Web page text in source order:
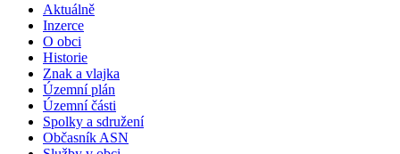
Aktuálně
Inzerce
O obci
Historie
Znak a vlajka
Územní plán
Územní části
Spolky a sdružení
Občasník ASN